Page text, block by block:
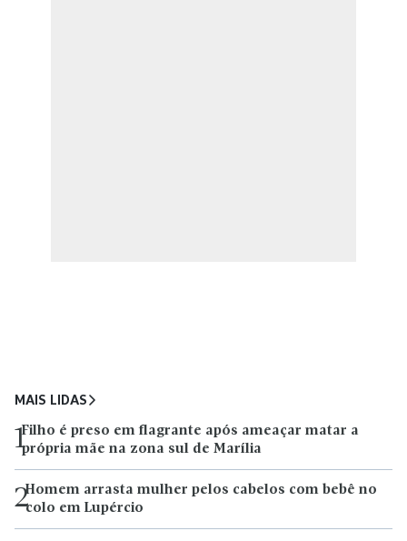
MAIS LIDAS
1Filho é preso em flagrante após ameaçar matar a
própria mãe na zona sul de Marília
2Homem arrasta mulher pelos cabelos com bebê no
colo em Lupércio